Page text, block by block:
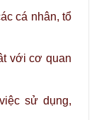
cá nhân, tổ
với cơ quan
sử dụng,